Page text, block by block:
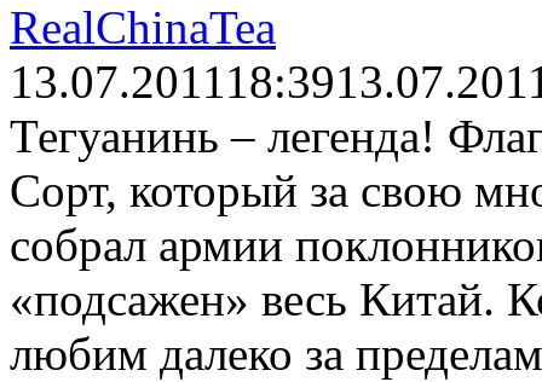
RealChinaTea
13.07.201118:39
Тегуанинь – легенда!
Сорт, который за свою
собрал армии
«подсажен» весь Китай.
любим далеко за